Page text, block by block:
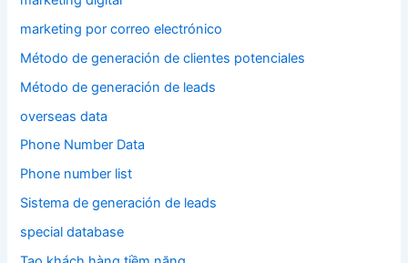
marketing por correo electrónico
Método de generación de clientes potenciales
Método de generación de leads
overseas data
Phone Number Data
Phone number list
Sistema de generación de leads
special database